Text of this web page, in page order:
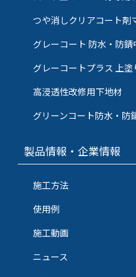
つや消しクリアコート剤
グレーコート 防水・防錆
グレーコートプラス 上
高浸透性改修用下地材
グリーンコート防水・防
製品情報・企業情報
施工方法
使用例
施工動画
ニュース